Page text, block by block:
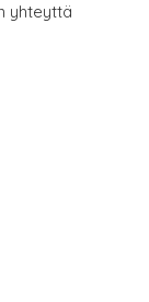
yhteyttä